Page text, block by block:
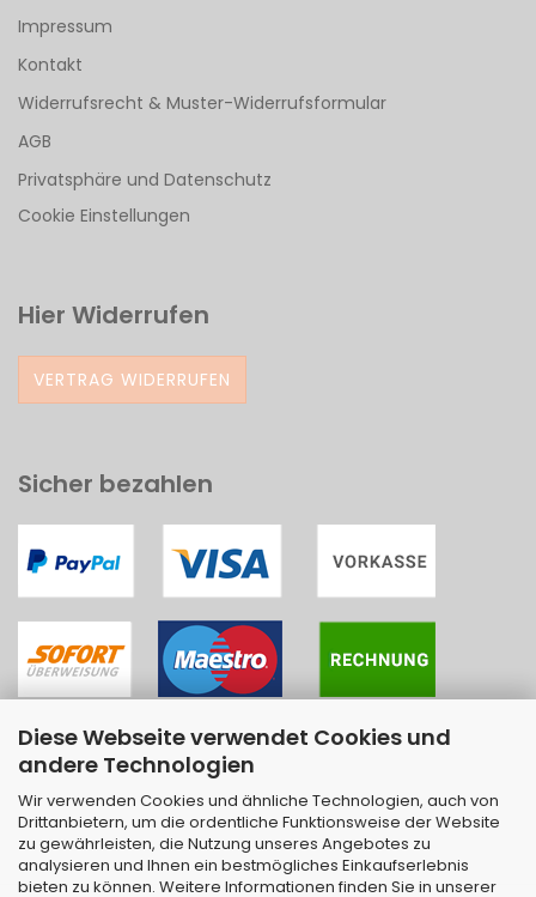
Diese Webseite verwendet Cookies und
andere Technologien
Wir verwenden Cookies und ähnliche Technologien, auch von
Drittanbietern, um die ordentliche Funktionsweise der Website
zu gewährleisten, die Nutzung unseres Angebotes zu
analysieren und Ihnen ein bestmögliches Einkaufserlebnis
bieten zu können. Weitere Informationen finden Sie in unserer
Impressum
Kontakt
Widerrufsrecht & Muster-Widerrufsformular
AGB
Privatsphäre und Datenschutz
Cookie Einstellungen
Hier Widerrufen
VERTRAG WIDERRUFEN
Sicher bezahlen